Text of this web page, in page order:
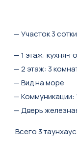
— Участок 3 сотки
— 1 этаж: кухня-
— 2 этаж: 3
— Вид на море
— Коммуникации:
— Дверь
Всего 3